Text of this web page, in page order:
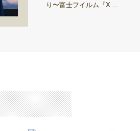
り〜富士フイルム『X ha